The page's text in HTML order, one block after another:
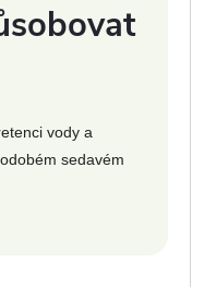
vody a
sedavém